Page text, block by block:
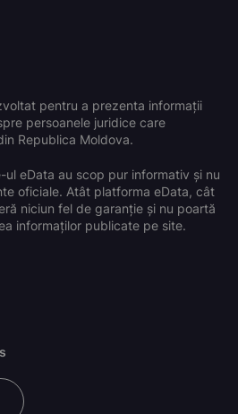
pentru a prezenta informații
persoanele juridice care
Republica Moldova.
eData au scop pur informativ și nu
oficiale. Atât platforma eData, cât
niciun fel de garanție și nu poartă
informaților publicate pe site.